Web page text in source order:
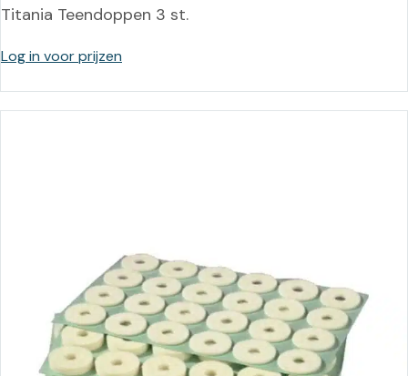
Titania Teendoppen 3 st.
Log in voor prijzen